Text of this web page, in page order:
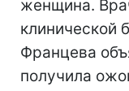
женщина.
клинической
Францева
получила